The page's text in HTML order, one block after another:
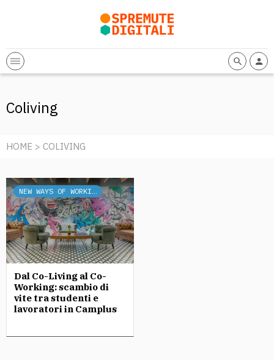
Coliving
HOME > COLIVING
NEW WAYS OF WORKING
Dal Co-Living al Co-
Working: scambio di
vite tra studenti e
lavoratori in Camplus